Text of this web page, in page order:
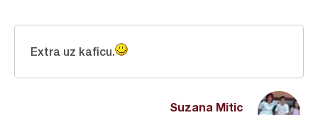
Suzana Mitic
Extra uz kaficu.